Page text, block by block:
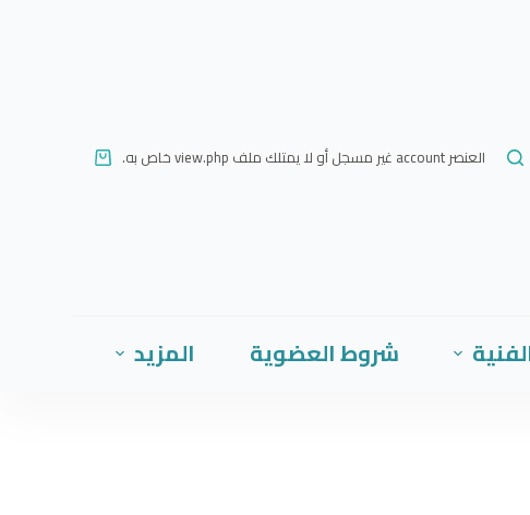
العنصر account غير مسجل أو لا يمتلك ملف view.php خاص به.
شروط العضوية المزيد